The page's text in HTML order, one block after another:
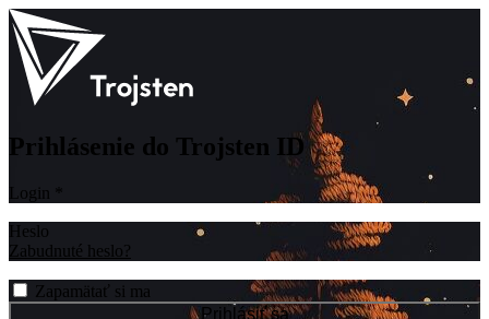
Prihlásenie do Trojsten ID
Login
Heslo
Zabudnuté heslo?
Zapamätať si ma
Prihlásiť sa